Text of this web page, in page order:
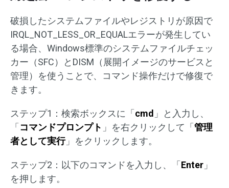
破損したシステムファイルやレジストリが原因で
IRQL_NOT_LESS_OR_EQUALエラーが発生してい
る場合、Windows標準のシステムファイルチェッ
カー（SFC）とDISM（展開イメージのサービスと
管理）を使うことで、コマンド操作だけで修復で
きます。
ステップ1：検索ボックスに「 cmd 」と入力し、
「 コマンドプロンプト 」を右クリックして「 管理
者として実行」をクリックします。
ステップ2：以下のコマンドを入力し、「 Enter 」
を押します。